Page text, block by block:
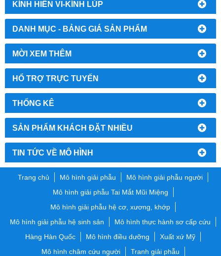
KÍNH HIỂN VI-KÍNH LÚP
DANH MỤC - BẢNG GIÁ SẢN PHẨM
MỜI XEM THÊM
HỔ TRỢ TRỰC TUYẾN
THỐNG KÊ
SẢN PHẨM KHÁCH ĐẶT NHIỀU
TIN TỨC VỀ MÔ HÌNH
Trang chủ Mô hình giải phẫu
Mô hình giải phẫu người
Mô hình giải phẫu Tai Mắt Mũi Miệng
Mô hình giải phẫu hệ cơ, xương, khớp
Mô hình giải phẫu hệ sinh sản
Mô hình thực hành sơ cấp cứu
Hàng Hàn Quốc
Mô hình điều dưỡng
Xuất xứ Mỹ
Mô hình châm cứu người
Tranh giải phẫu